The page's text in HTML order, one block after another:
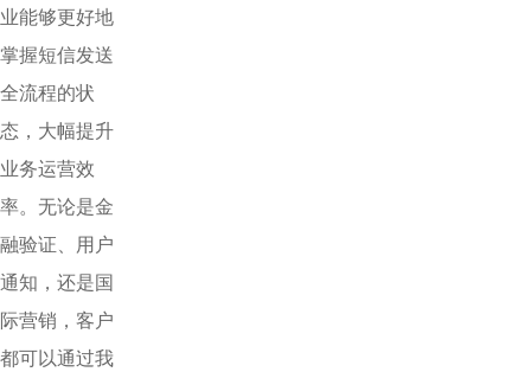
业能够更好地
掌握短信发送
全流程的状
态，大幅提升
业务运营效
率。无论是金
融验证、用户
通知，还是国
际营销，客户
都可以通过我